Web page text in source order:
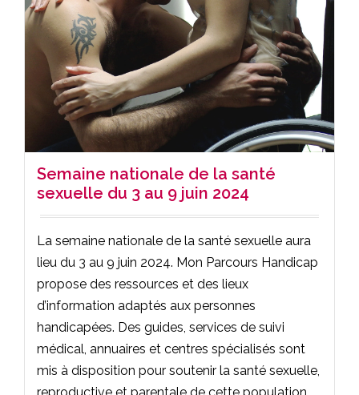
Semaine nationale de la santé
sexuelle du 3 au 9 juin 2024
La semaine nationale de la santé sexuelle aura
lieu du 3 au 9 juin 2024. Mon Parcours Handicap
propose des ressources et des lieux
d’information adaptés aux personnes
handicapées. Des guides, services de suivi
médical, annuaires et centres spécialisés sont
mis à disposition pour soutenir la santé sexuelle,